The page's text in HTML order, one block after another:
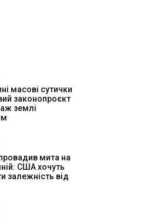
масові сутички
законопроєкт
землі
мита на
США хочуть
залежність від